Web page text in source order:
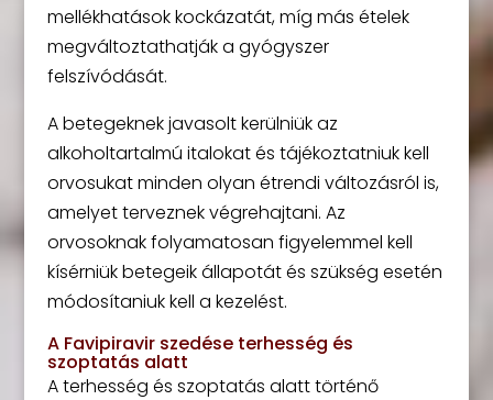
mellékhatások kockázatát, míg más ételek
megváltoztathatják a gyógyszer
felszívódását.
A betegeknek javasolt kerülniük az
alkoholtartalmú italokat és tájékoztatniuk kell
orvosukat minden olyan étrendi változásról is,
amelyet terveznek végrehajtani. Az
orvosoknak folyamatosan figyelemmel kell
kísérniük betegeik állapotát és szükség esetén
módosítaniuk kell a kezelést.
A Favipiravir szedése terhesség és
szoptatás alatt
A terhesség és szoptatás alatt történő